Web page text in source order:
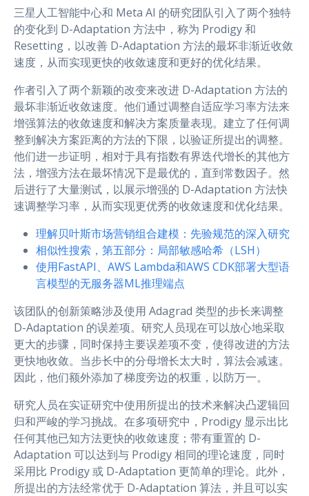
三星人工智能中心和 Meta AI 的研究团队引入了两个独特
的变化到 D-Adaptation 方法中，称为 Prodigy 和
Resetting，以改善 D-Adaptation 方法的最坏非渐近收敛
速度，从而实现更快的收敛速度和更好的优化结果。
作者引入了两个新颖的改变来改进 D-Adaptation 方法的
最坏非渐近收敛速度。他们通过调整自适应学习率方法来
增强算法的收敛速度和解决方案质量表现。建立了任何调
整到解决方案距离的方法的下限，以验证所提出的调整。
他们进一步证明，相对于具有指数有界迭代增长的其他方
法，增强方法在最坏情况下是最优的，直到常数因子。然
后进行了大量测试，以展示增强的 D-Adaptation 方法快
速调整学习率，从而实现更优秀的收敛速度和优化结果。
理解贝叶斯市场营销组合建模：先验规范的深入研究
相似性搜索，第五部分：局部敏感哈希（LSH）
使用FastAPI、AWS Lambda和AWS CDK部署大型语
言模型的无服务器ML推理端点
该团队的创新策略涉及使用 Adagrad 类型的步长来调整
D-Adaptation 的误差项。研究人员现在可以放心地采取
更大的步骤，同时保持主要误差项不变，使得改进的方法
更快地收敛。当步长中的分母增长太大时，算法会减速。
因此，他们额外添加了梯度旁边的权重，以防万一。
研究人员在实证研究中使用所提出的技术来解决凸逻辑回
归和严峻的学习挑战。在多项研究中，Prodigy 显示出比
任何其他已知方法更快的收敛速度；带有重置的 D-
Adaptation 可以达到与 Prodigy 相同的理论速度，同时
采用比 Prodigy 或 D-Adaptation 更简单的理论。此外，
所提出的方法经常优于 D-Adaptation 算法，并且可以实